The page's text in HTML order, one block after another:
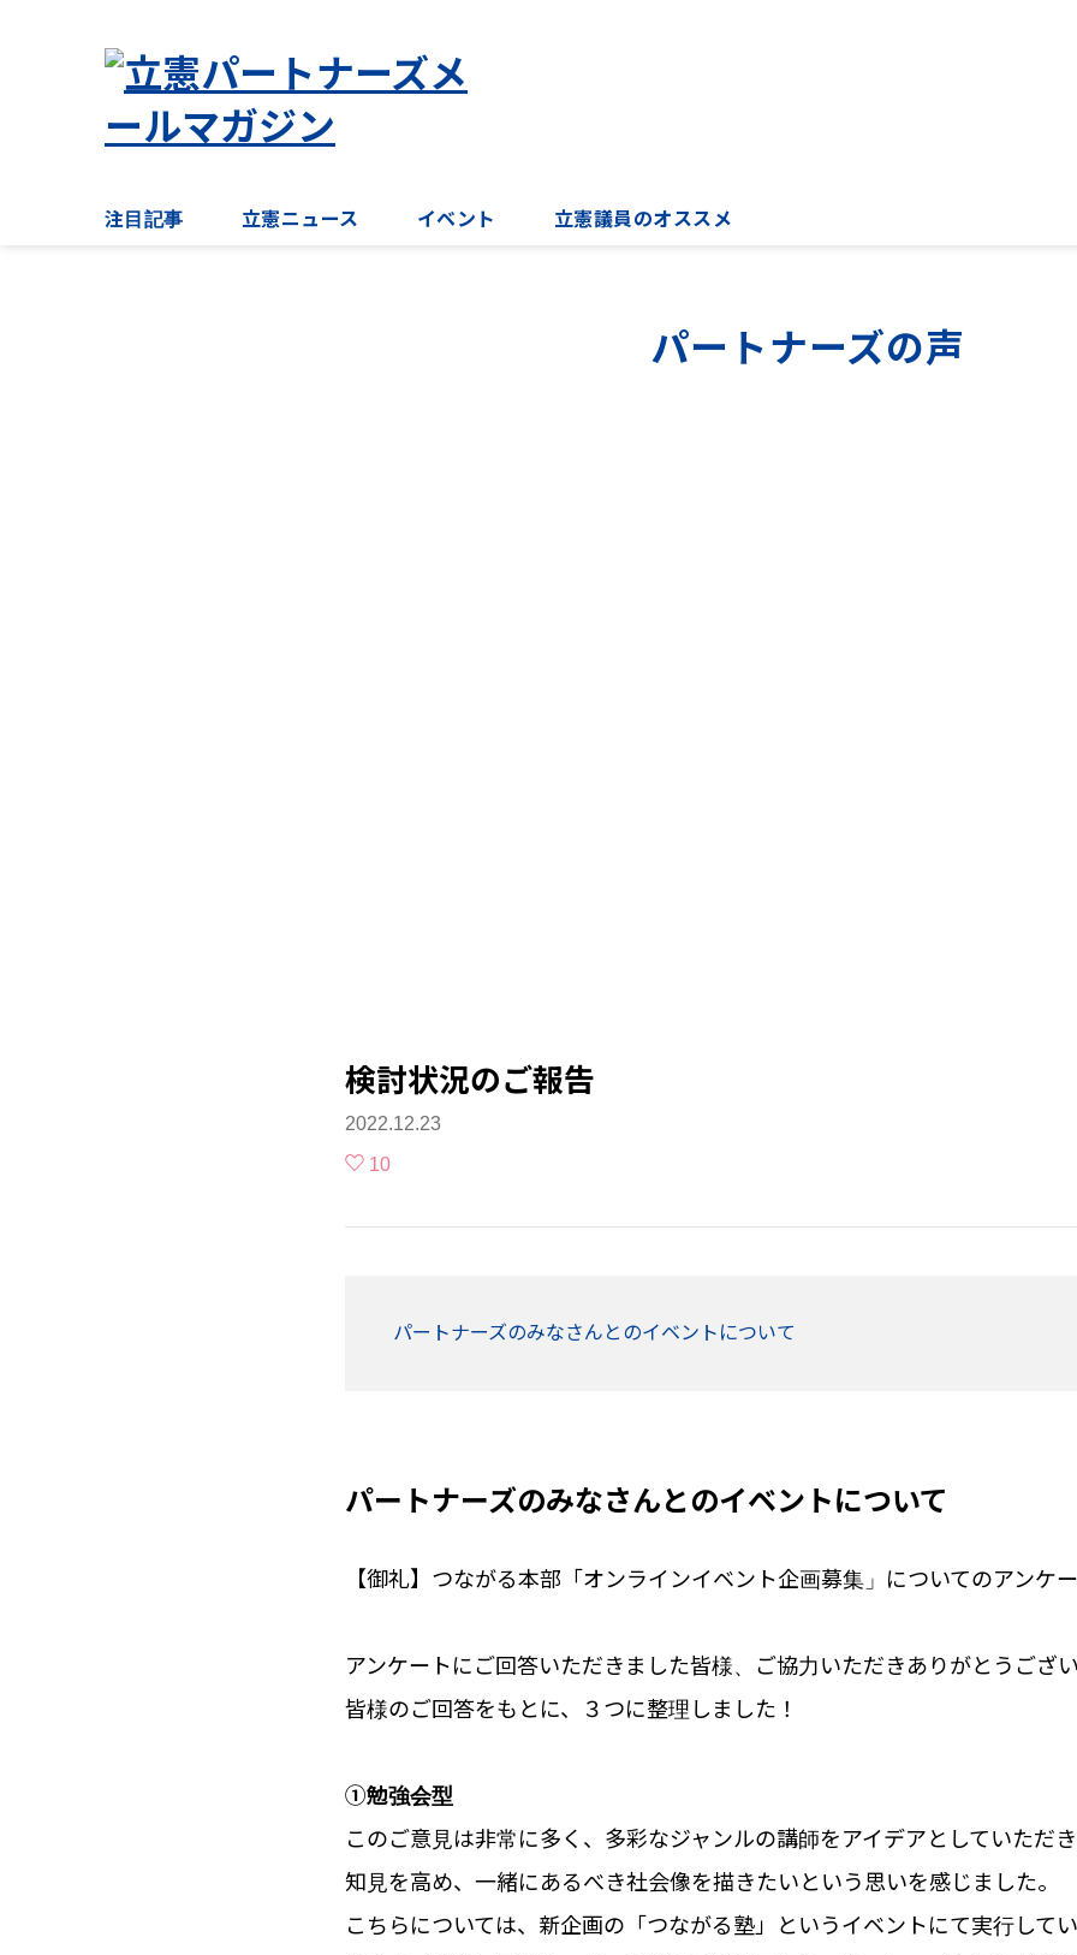
注目記事 立憲ニュース イベント 立憲議員のオススメ
パートナーズの声
検討状況のご報告
2022.12.23
10
パートナーズのみなさんとのイベントについて
パートナーズのみなさんとのイベントについて
【御礼】つながる本部「オンラインイベント企画募集」についてのアンケ
アンケートにご回答いただきました皆様、ご協力いただきありがとうござい
皆様のご回答をもとに、３つに整理しました！
①勉強会型
このご意見は非常に多く、多彩なジャンルの講師をアイデアとしていただき
知見を高め、一緒にあるべき社会像を描きたいという思いを感じました。
こちらについては、新企画の「つながる塾」というイベントにて実行してい